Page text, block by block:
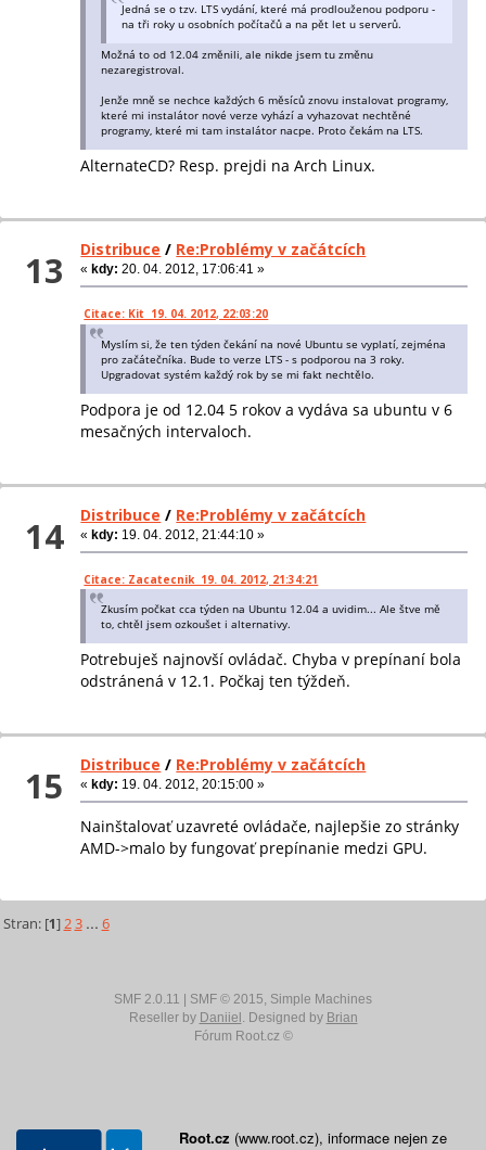
Jedná se o tzv. LTS vydání, které má prodlouženou podporu -
na tři roky u osobních počítačů a na pět let u serverů.
Možná to od 12.04 změnili, ale nikde jsem tu změnu
nezaregistroval.
Jenže mně se nechce každých 6 měsíců znovu instalovat programy,
které mi instalátor nové verze vyhází a vyhazovat nechtěné
programy, které mi tam instalátor nacpe. Proto čekám na LTS.
AlternateCD? Resp. prejdi na Arch Linux.
13 Distribuce / Re:Problémy v začátcích
« kdy: 20. 04. 2012, 17:06:41 »
Citace: Kit 19. 04. 2012, 22:03:20
Myslím si, že ten týden čekání na nové Ubuntu se vyplatí, zejména
pro začátečníka. Bude to verze LTS - s podporou na 3 roky.
Upgradovat systém každý rok by se mi fakt nechtělo.
Podpora je od 12.04 5 rokov a vydáva sa ubuntu v 6
mesačných intervaloch.
14 Distribuce / Re:Problémy v začátcích
«kdy: 19. 04. 2012, 21:44:10 »
Citace: Zacatecnik 19. 04. 2012, 21:34:21
Zkusím počkat cca týden na Ubuntu 12.04 a uvidim... Ale štve mě
to, chtěl jsem ozkoušet i alternativy.
Potrebuješ najnovší ovládač. Chyba v prepínaní bola
odstránená v 12.1. Počkaj ten týždeň.
15 Distribuce / Re:Problémy v začátcích
« kdy: 19. 04. 2012, 20:15:00 »
Nainštalovať uzavreté ovládače, najlepšie zo stránky
AMD->malo by fungovať prepínanie medzi GPU.
Stran: [1]2 3 ... 6
SMF 2.0.11 SMF © 2015, Simple Machines
Reseller by Daniiel . Designed by Brian
Fórum Root.cz ©
Root.cz (www.root.cz), informace nejen ze